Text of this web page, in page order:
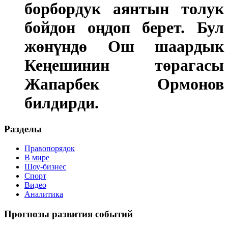
борбордук аянтын толук
бойдон оңдоп берет. Бул
жөнүндө Ош шаардык
Кеңешинин төрагасы
Жапарбек Ормонов
билдирди.
Разделы
Правопорядок
В мире
Шоу-бизнес
Спорт
Видео
Аналитика
Прогнозы развития событий